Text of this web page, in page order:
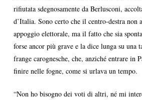
rifiutata sdegnosamente da Berlusconi,
d’Italia. Sono certo che il centro-destra non
appoggio elettorale, ma il fatto che sia
forse ancor più grave e la dice lunga su una
frange carognesche, che, anziché entrare in
finire nelle fogne, come si urlava un tempo.
“Non ho bisogno dei voti di altri, né mi